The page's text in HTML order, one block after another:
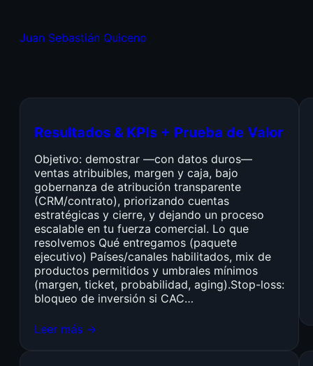
Juan Sebastián Quiceno
Resultados & KPIs + Prueba de Valor
Objetivo: demostrar —con datos duros—
ventas atribuibles, margen y caja, bajo
gobernanza de atribución transparente
(CRM/contrato), priorizando cuentas
estratégicas y cierre, y dejando un proceso
escalable en tu fuerza comercial. Lo que
resolvemos Qué entregamos (paquete
ejecutivo) Países/canales habilitados, mix de
productos permitidos y umbrales mínimos
(margen, ticket, probabilidad, aging).Stop-loss:
bloqueo de inversión si CAC…
Leer más →